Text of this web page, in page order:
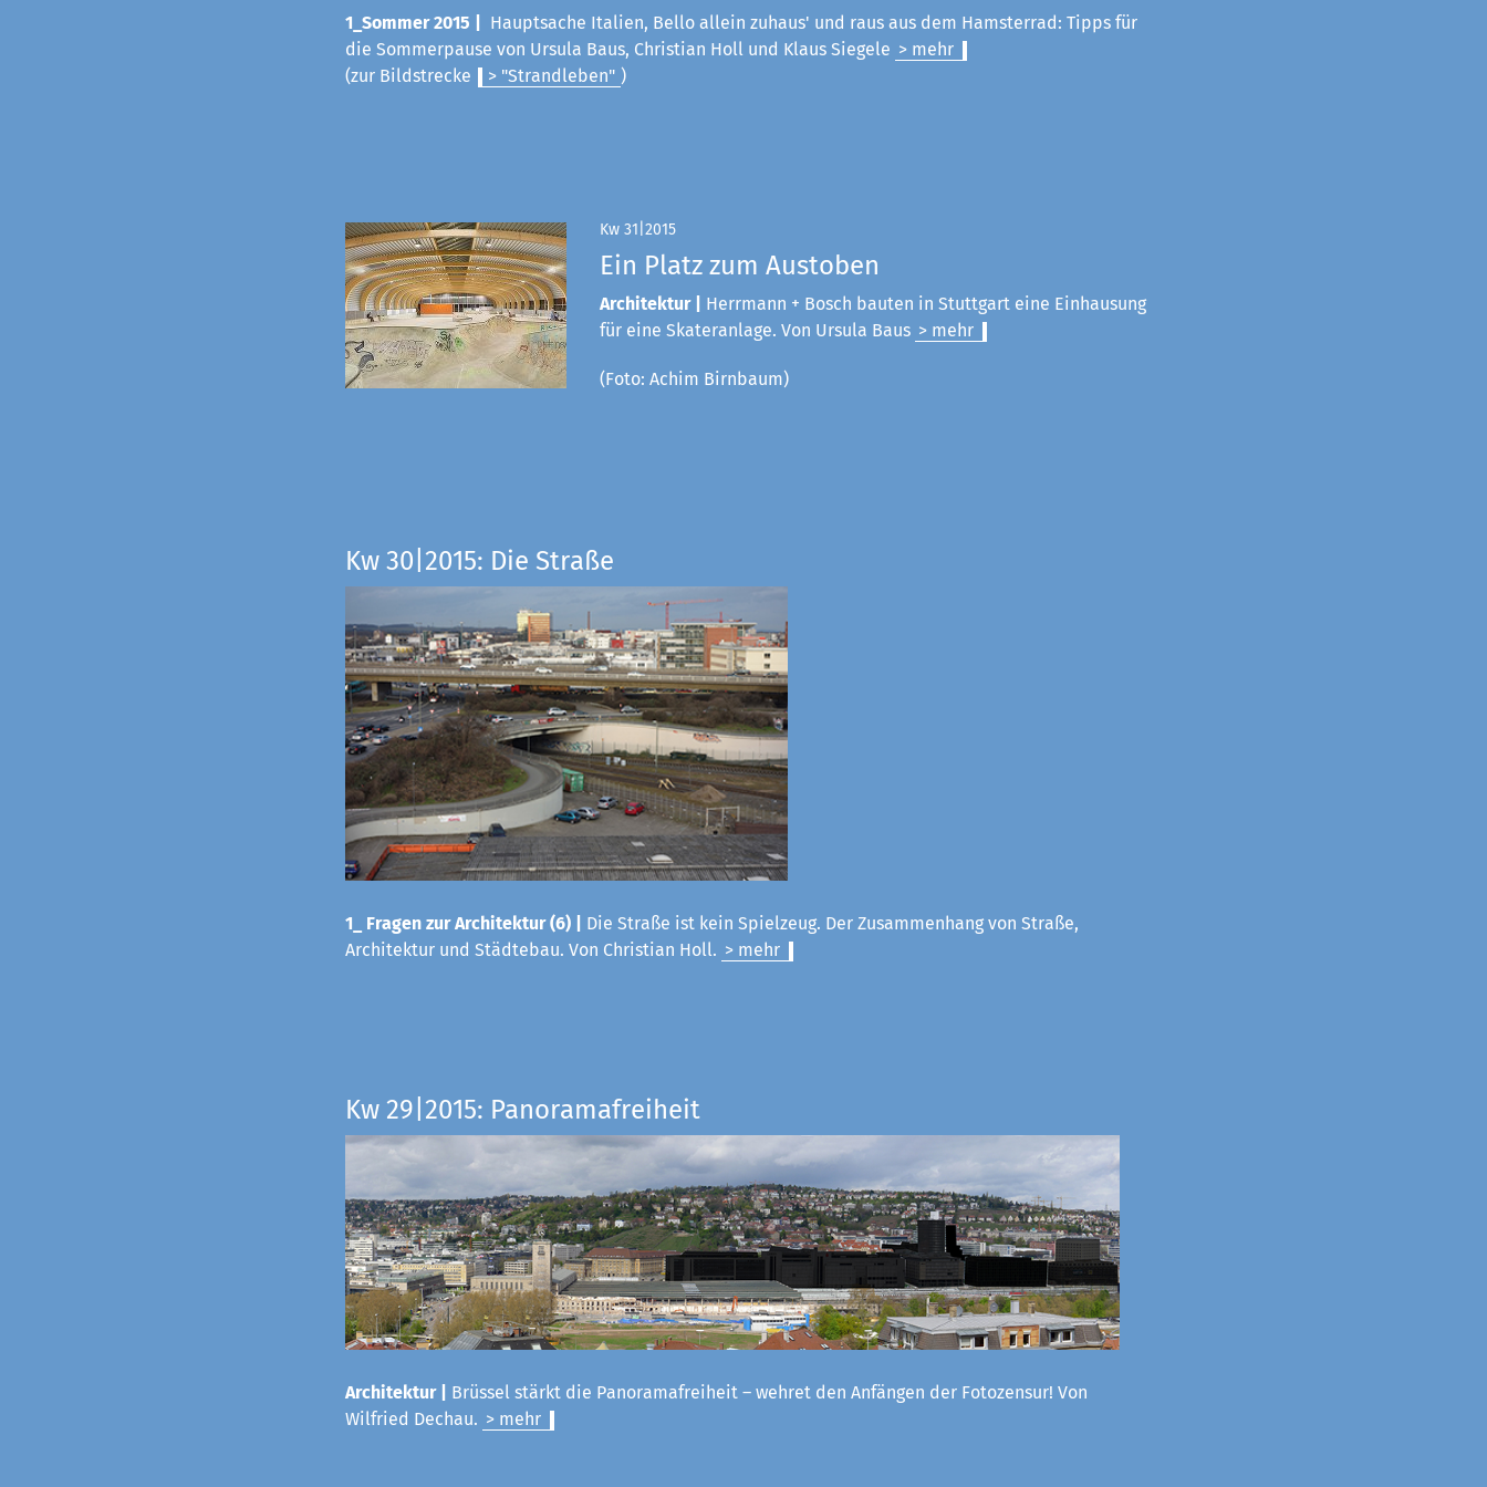
1_Sommer 2015 |
Hauptsache Italien, Bello allein zuhaus' und raus aus dem Hamsterrad: Tipps für
die Sommerpause von Ursula Baus, Christian Holl und Klaus Siegele > mehr
(zur Bildstrecke
> "Strandleben" )
Kw 31|2015
Ein Platz zum Austoben
Architektur |
Herrmann + Bosch bauten in Stuttgart eine Einhausung
für eine Skateranlage. Von Ursula Baus > mehr
(Foto: Achim Birnbaum)
Kw 30|2015: Die Straße
1_ Fragen zur Architektur (6) |
Die Straße ist kein Spielzeug. Der Zusammenhang von Straße,
Architektur und Städtebau. Von Christian Holl. > mehr
Kw 29|2015: Panoramafreiheit
Architektur |
Brüssel stärkt die Panoramafreiheit – wehret den Anfängen der Fotozensur! Von
Wilfried Dechau. > mehr